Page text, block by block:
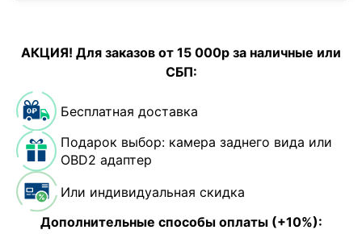
АКЦИЯ! Для заказов от 15 000р за наличные или
СБП:
Бесплатная доставка
Подарок выбор: камера заднего вида или
OBD2 адаптер
Или индивидуальная скидка
Дополнительные способы оплаты (+10%):